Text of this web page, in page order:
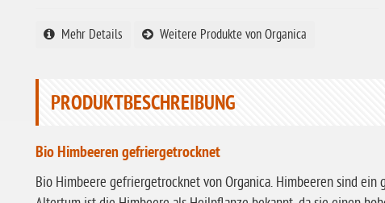
Mehr Details Weitere Produkte von Organica
PRODUKTBESCHREIBUNG
Bio Himbeeren gefriergetrocknet
Bio Himbeere gefriergetrocknet von Organica. Himbeeren sind ein